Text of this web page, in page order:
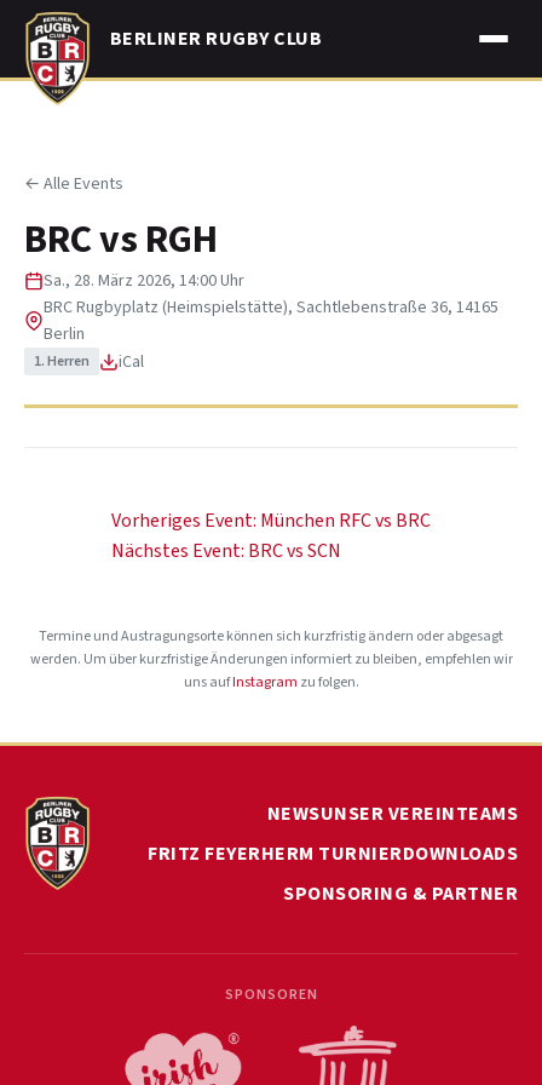
Skip
content
BERLINER RUGBY CLUB
← Alle Events
BRC vs RGH
Sa., 28. März 2026, 14:00 Uhr
BRC Rugbyplatz (Heimspielstätte), Sachtlebenstraße 36, 14165
Berlin
1. Herren iCal
Beitragsnavigation
Vorheriges Event: München RFC vs BRC
Nächstes Event: BRC vs SCN
Termine und Austragungsorte können sich kurzfristig ändern oder abgesagt
werden. Um über kurzfristige Änderungen informiert zu bleiben, empfehlen wir
uns aufInstagram zu folgen.
NEWSUNSER VEREINTEAMS
FRITZ FEYERHERM TURNIERDOWNLOADS
SPONSORING & PARTNER
SPONSOREN